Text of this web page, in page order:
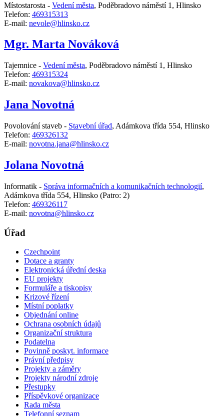
Místostarosta - Vedení města, Poděbradovo náměstí 1, Hlinsko
Telefon: 469315313
E-mail: nevole@hlinsko.cz
Mgr. Marta Nováková
Tajemnice - Vedení města, Poděbradovo náměstí 1, Hlinsko
Telefon: 469315324
E-mail: novakova@hlinsko.cz
Jana Novotná
Povolování staveb - Stavební úřad, Adámkova třída 554, Hlinsko
Telefon: 469326132
E-mail: novotna.jana@hlinsko.cz
Jolana Novotná
Informatik - Správa informačních a komunikačních technologií,
Adámkova třída 554, Hlinsko (Patro: 2)
Telefon: 469326117
E-mail: novotna@hlinsko.cz
Úřad
Czechpoint
Dotace a granty
Elektronická úřední deska
EU projekty
Formuláře a tiskopisy
Krizové řízení
Místní poplatky
Objednání online
Ochrana osobních údajů
Organizační struktura
Podatelna
Povinně poskyt. informace
Právní předpisy
Projekty a záměry
Projekty národní zdroje
Přestupky
Příspěvkové organizace
Rada města
Telefonní seznam